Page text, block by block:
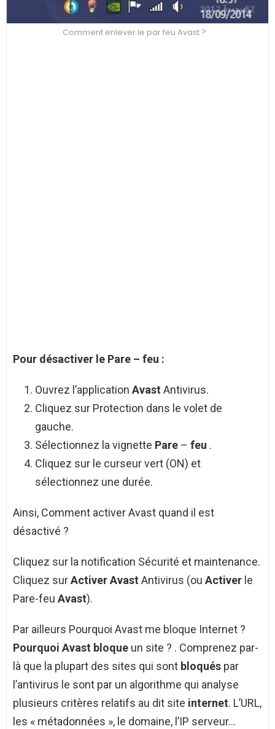
Comment enlever le par feu Avast ?
Pour désactiver le Pare – feu :
Ouvrez l’application Avast Antivirus.
Cliquez sur Protection dans le volet de
gauche.
Sélectionnez la vignette Pare – feu .
Cliquez sur le curseur vert (ON) et
sélectionnez une durée.
Ainsi, Comment activer Avast quand il est
désactivé ?
Cliquez sur la notification Sécurité et maintenance.
Cliquez surActiver Avast Antivirus (ou Activer le
Pare-feu Avast).
Par ailleurs Pourquoi Avast me bloque Internet ?
Pourquoi Avast bloque un site ? . Comprenez par-
là que la plupart des sites qui sont bloqués par
l’antivirus le sont par un algorithme qui analyse
plusieurs critères relatifs au dit site internet. L’URL,
les « métadonnées », le domaine, l’IP serveur…